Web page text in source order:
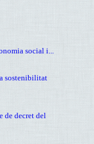
social i...
sostenibilitat
de decret del